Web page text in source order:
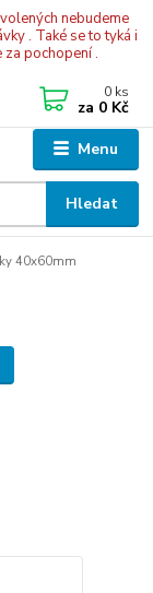
nebudeme
. Také se to tyká i
pochopení .
Menu
Hledat
0 ks
za 0 Kč
40x60mm